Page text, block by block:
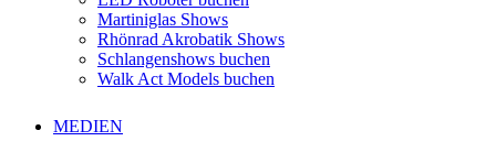
Martiniglas Shows
Rhönrad Akrobatik Shows
Schlangenshows buchen
Walk Act Models buchen
MEDIEN